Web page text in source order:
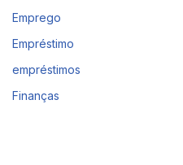
Emprego
Empréstimo
empréstimos
Finanças